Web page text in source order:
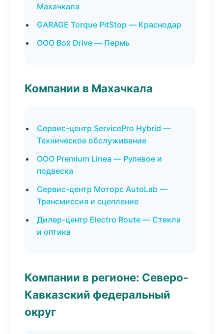
Махачкала
GARAGE Torque PitStop — Краснодар
ООО Box Drive — Пермь
Компании в Махачкала
Сервис-центр ServicePro Hybrid —
Техническое обслуживание
ООО Premium Linea — Рулевое и
подвеска
Сервис-центр Моторс AutoLab —
Трансмиссия и сцепление
Дилер-центр Electro Route — Стекла
и оптика
Компании в регионе: Северо-
Кавказский федеральный
округ